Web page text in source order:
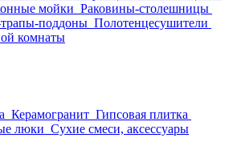
мойки Раковины-столешницы
поддоны Полотенцесушители
комнаты
Керамогранит Гипсовая плитка
люки Сухие смеси, аксессуары